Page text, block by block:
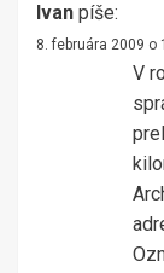
Ivan píše:
8. februára 2009 o
V